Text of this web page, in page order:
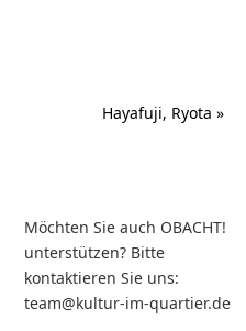
Hayafuji, Ryota »
Möchten Sie auch OBACHT!
unterstützen? Bitte
kontaktieren Sie uns:
team@kultur-im-quartier.de